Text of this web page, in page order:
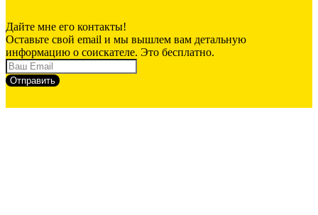
Дайте мне его контакты!
Оставьте свой email и мы вышлем вам детальную
информацию о соискателе. Это бесплатно.
Отправить